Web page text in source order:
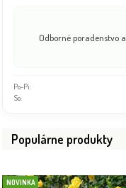
Odborné poradenstvo
Po-Pi:
So:
Populárne produkty
NOVINKA